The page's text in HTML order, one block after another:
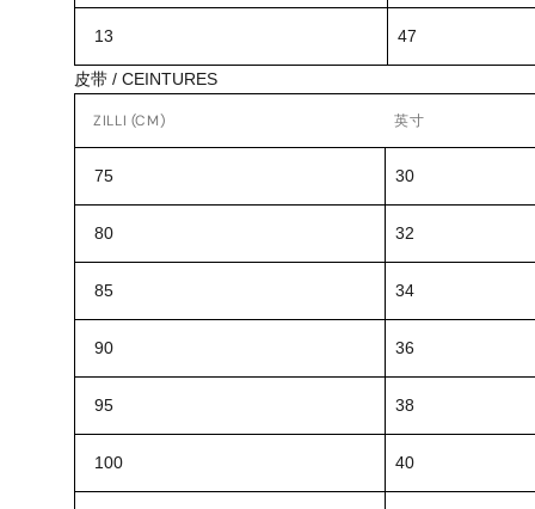
13 47
皮带 / CEINTURES
ZILLI (CM) 英寸
75 30
80 32
85 34
90 36
95 38
100 40